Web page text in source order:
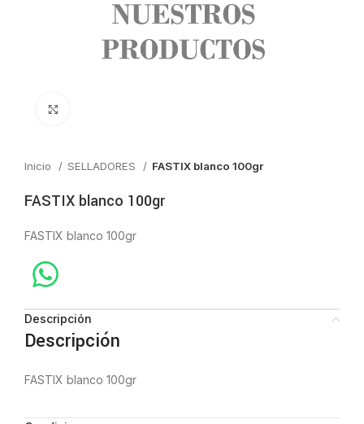
Inicio SELLADORES FASTIX blanco 100gr
FASTIX blanco 100gr
FASTIX blanco 100gr
Descripción
Descripción
FASTIX blanco 100gr